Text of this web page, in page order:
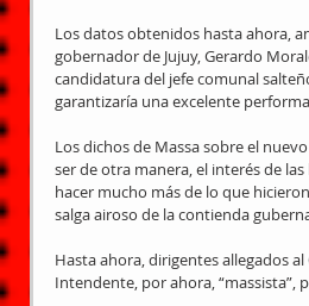
Los datos obtenidos hasta ahora,
gobernador de Jujuy, Gerardo
candidatura del jefe comunal
garantizaría una excelente
Los dichos de Massa sobre el
ser de otra manera, el interés de
hacer mucho más de lo que
salga airoso de la contienda
Hasta ahora, dirigentes allegados
Intendente, por ahora, “massista”,